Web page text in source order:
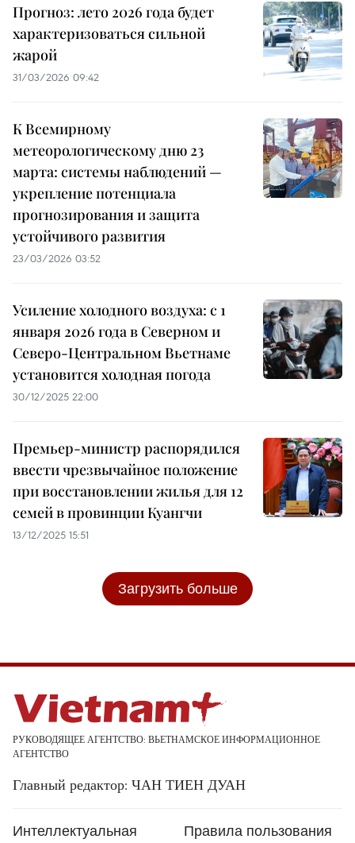
Прогноз: лето 2026 года будет
характеризоваться сильной
жарой
31/03/2026 09:42
К Всемирному
метеорологическому дню 23
марта: системы наблюдений —
укрепление потенциала
прогнозирования и защита
устойчивого развития
23/03/2026 03:52
Усиление холодного воздуха: с 1
января 2026 года в Северном и
Северо-Центральном Вьетнаме
установится холодная погода
30/12/2025 22:00
Премьер-министр распорядился
ввести чрезвычайное положение
при восстановлении жилья для 12
семей в провинции Куангчи
13/12/2025 15:51
Загрузить больше
РУКОВОДЯЩЕЕ АГЕНТСТВО: ВЬЕТНАМСКОЕ ИНФОРМАЦИОННОЕ
АГЕНТСТВО
Главный редактор: ЧАН ТИЕН ДУАН
Интеллектуальная
Правила пользования